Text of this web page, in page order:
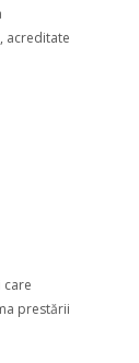
acreditate
prestării